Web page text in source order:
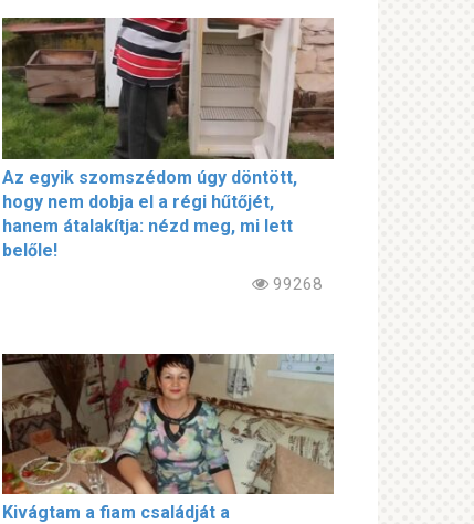
Az egyik szomszédom úgy döntött,
hogy nem dobja el a régi hűtőjét,
hanem átalakítja: nézd meg, mi lett
belőle!
99268
Kivágtam a fiam családját a